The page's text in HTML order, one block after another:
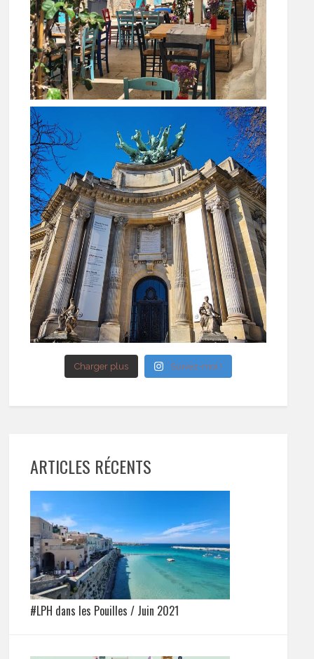
Charger plus Suivez-moi !
ARTICLES RÉCENTS
#LPH dans les Pouilles / Juin 2021